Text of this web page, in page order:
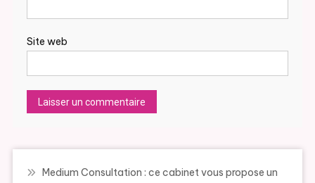
Site web
Medium Consultation : ce cabinet vous propose un